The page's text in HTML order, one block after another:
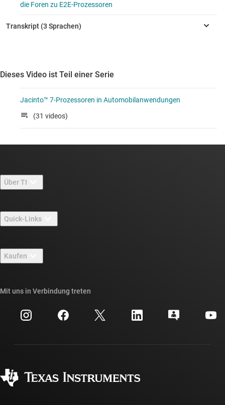
die Foren zu E2E-Prozessoren
Dieses Video ist Teil einer Serie
Jacinto™ 7-Prozessoren in Automobilanwendungen
(31 videos)
Über TI
Stellenangebote
Newsroom
Veranstaltungen
Investorenbeziehungen
Quick-Links
TI E2E™-Design-Support-Foren
Querverweis-Suche
Kundensupportzentrum
myTI-Konto FAQs
Kaufen
Häufig gestellte Fragen zu Bestellungen
Mit uns in Verbindung treten